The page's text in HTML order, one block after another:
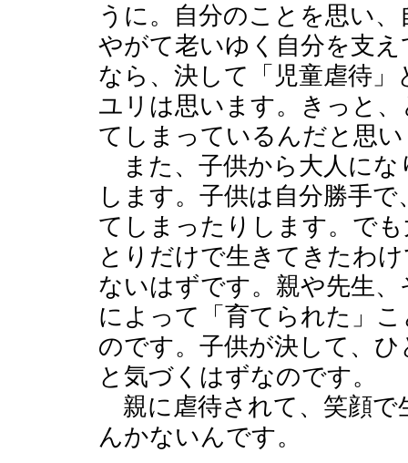
うに。自分のことを思い
やがて老いゆく自分を支
なら、決して「児童虐待
ユリは思います。きっと
てしまっているんだと思
また、子供から大人にな
します。子供は自分勝手
てしまったりします。で
とりだけで生きてきたわ
ないはずです。親や先生
によって「育てられた」
のです。子供が決して、
と気づくはずなのです。
親に虐待されて、笑顔で
んかないんです。